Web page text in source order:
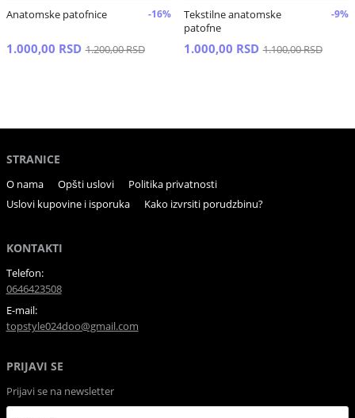
Anatomske patofnice -16%
1.000,00 RSD 1.200,00 RSD
Tekstilne anatomske
patofne
-9%
1.000,00 RSD 1.100,00 RSD
STRANICE
O nama Opšti uslovi
Politika privatnosti
Uslovi kupovine i isporuka
Kako izvrsiti porudzbinu?
KONTAKTI
Telefon:
0646423508
E-mail:
topstyle024doo@gmail.com
PRIJAVI SE
Prijavi se na newsletter